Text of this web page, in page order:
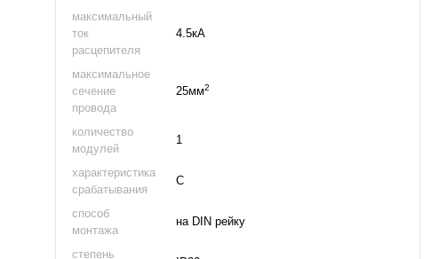
максимальный
ток
расцепителя
4.5кА
максимальное
сечение
провода
25мм2
количество
модулей
1
характеристика
срабатывания
C
способ
монтажа
на DIN рейку
степень